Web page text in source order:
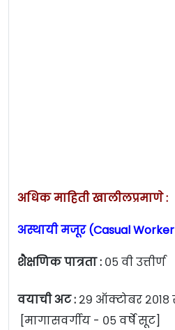
अधिक माहिती खालीलप्रमाणे :
अस्थायी मजूर (Casual
शैक्षणिक पात्रता : ०५ वी उत्तीर्ण
वयाची अट : २९ ऑक्टोबर २०१८
[मागासवर्गीय - ०५ वर्षे सूट]